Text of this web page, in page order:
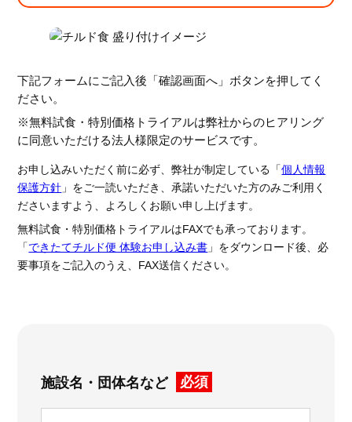
下記フォームにご記入後「確認画面へ」ボタンを押してく
ださい。
※無料試食・特別価格トライアルは弊社からのヒアリング
に同意いただける法人様限定のサービスです。
お申し込みいただく前に必ず、弊社が制定している「個人情報
保護方針 」をご一読いただき、承諾いただいた方のみご利用く
ださいますよう、よろしくお願い申し上げます。
無料試食・特別価格トライアルはFAXでも承っております。
「 できたてチルド便 体験お申し込み書 」をダウンロード後、必
要事項をご記入のうえ、FAX送信ください。
施設名・団体名など 必須